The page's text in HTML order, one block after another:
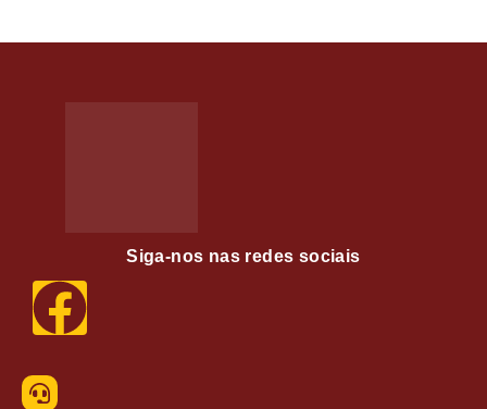
Siga-nos nas redes sociais